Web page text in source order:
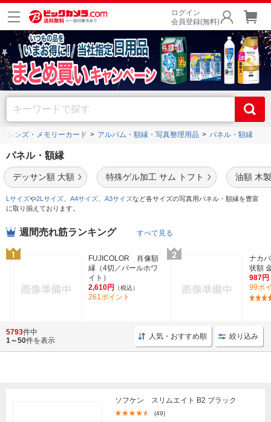
ログイン
会員登録(無料)
レンズ・メモリーカード アルバム・額縁・写真整理用品 パネル・額縁
パネル・額縁
デッサン額 大額 特殊ゲル加工 サム トフト 油額 木製
Lサイズや2Lサイズ A4サイズ A3サイズなど各サイズの写真用パネル・額縁を豊富
に取り揃えております。
週間売れ筋ランキング すべて見る
FUJICOLOR 肖像額
縁（4切／パールホワ
イト）
2,610円
（税込）
261ポイント
ナカ
状額
987円
99ポ
5793件中
1～50件を表示 人気・おすすめ順 絞り込み
ソフケン スリムエイト B2 ブラック
(49)